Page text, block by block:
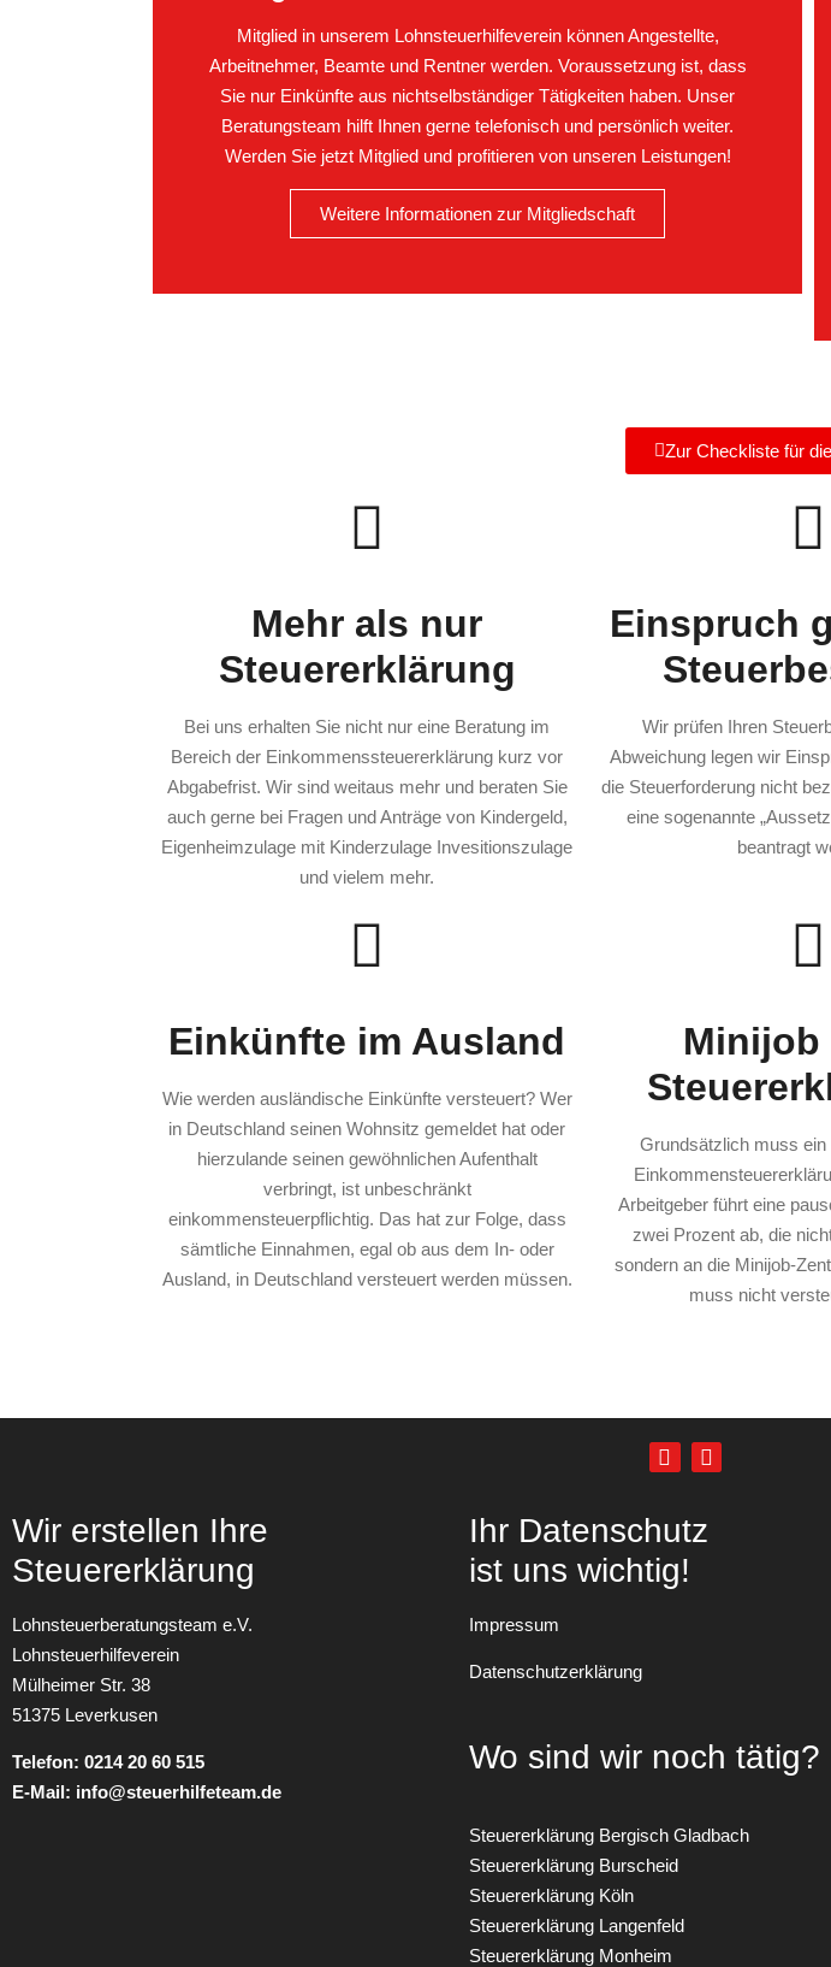
Mitglied in unserem Lohnsteuerhilfeverein können Angestellte,
Arbeitnehmer, Beamte und Rentner werden. Voraussetzung ist, dass
Sie nur Einkünfte aus nichtselbständiger Tätigkeiten haben. Unser
Beratungsteam hilft Ihnen gerne telefonisch und persönlich weiter.
Werden Sie jetzt Mitglied und profitieren von unseren Leistungen!
Weitere Informationen zur Mitgliedschaft
Zur Checkliste für
Mehr als nur
Steuererklärung
Bei uns erhalten Sie nicht nur eine Beratung im
Bereich der Einkommenssteuererklärung kurz vor
Abgabefrist. Wir sind weitaus mehr und beraten Sie
auch gerne bei Fragen und Anträge von Kindergeld,
Eigenheimzulage mit Kinderzulage Invesitionszulage
und vielem mehr.
Einspruch
Wir prüfen Ihren
Abweichung legen wir
die Steuerforderung nicht
eine sogenannte
beantragt
Einkünfte im Ausland
Wie werden ausländische Einkünfte versteuert? Wer
in Deutschland seinen Wohnsitz gemeldet hat oder
hierzulande seinen gewöhnlichen Aufenthalt
verbringt, ist unbeschränkt
einkommensteuerpflichtig. Das hat zur Folge, dass
sämtliche Einnahmen, egal ob aus dem In- oder
Ausland, in Deutschland versteuert werden müssen.
Minijob
Grundsätzlich muss ein
Arbeitgeber führt eine
zwei Prozent ab, die
sondern an die Minijob-
muss nicht
Wir erstellen Ihre
Steuererklärung
Lohnsteuerberatungsteam e.V.
Lohnsteuerhilfeverein
Mülheimer Str. 38
51375 Leverkusen
Telefon: 0214 20 60 515
E-Mail: info@steuerhilfeteam.de
Ihr Datenschutz
ist uns wichtig!
Impressum
Datenschutzerklärung
Wo sind wir noch tätig?
Steuererklärung Bergisch Gladbach
Steuererklärung Burscheid
Steuererklärung Köln
Steuererklärung Langenfeld
Steuererklärung Monheim